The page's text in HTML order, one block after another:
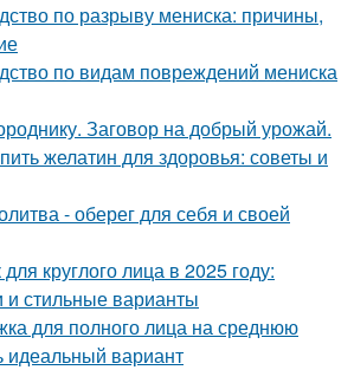
по разрыву мениска: причины,
по видам повреждений мениска
Заговор на добрый урожай.
желатин для здоровья: советы и
- оберег для себя и своей
круглого лица в 2025 году:
стильные варианты
для полного лица на среднюю
идеальный вариант